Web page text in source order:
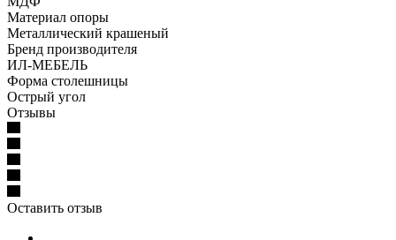
Материал опоры
Металлический крашеный
Бренд производителя
ИЛ-МЕБЕЛЬ
Форма столешницы
Острый угол
Отзывы
Оставить отзыв